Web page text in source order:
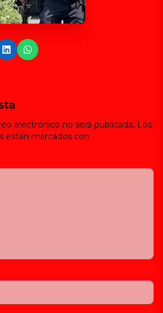
electrónico no será publicada. Los
están marcados con *